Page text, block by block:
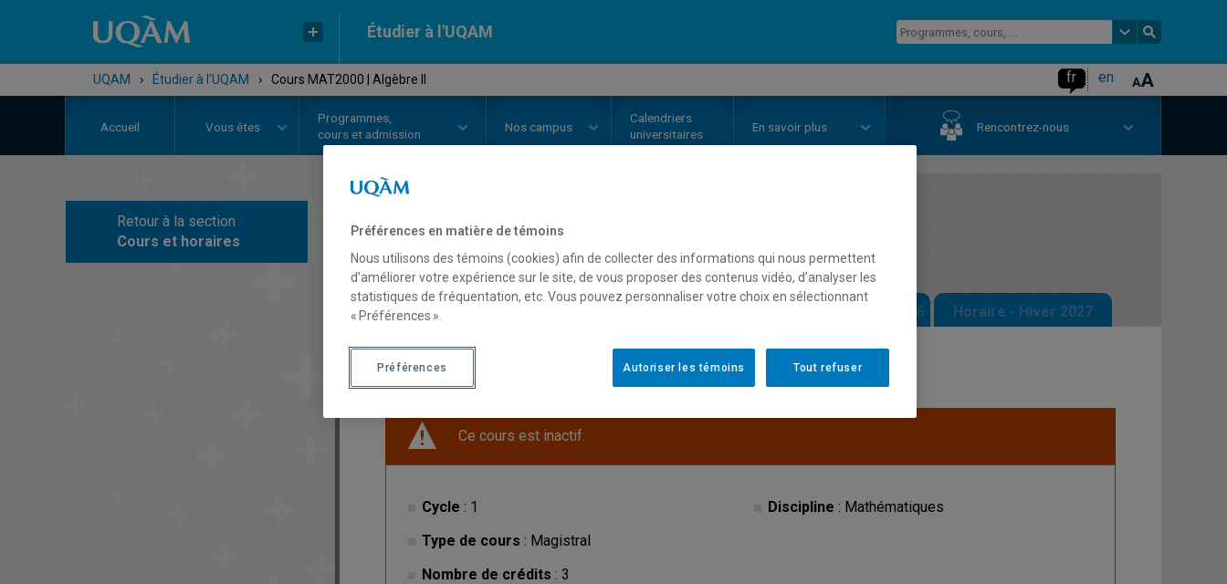
Étudier à l'UQAM
UQAM › Étudier à l'UQAM › Cours MAT2000 | Algèbre II fr en
Accueil Vous êtes
Programmes,
cours et admission
Nos campus
Calendriers
universitaires
En savoir plus Rencontrez-nous
Retour à la section
Cours et horaires
COURS// MAT2000
Description Horaire - Automne 2026 Horaire - Hiver 2027
Ce cours est inactif.
Cycle : 1
Type de cours : Magistral
Nombre de crédits : 3
Discipline : Mathématiques
Préférences en matière de témoins
Nous utilisons des témoins (cookies) afin de collecter des informations qui nous permettent
d’améliorer votre expérience sur le site, de vous proposer des contenus vidéo, d’analyser les
statistiques de fréquentation, etc. Vous pouvez personnaliser votre choix en sélectionnant
« Préférences ».
Tout refuser
Autoriser les témoins
Préférences